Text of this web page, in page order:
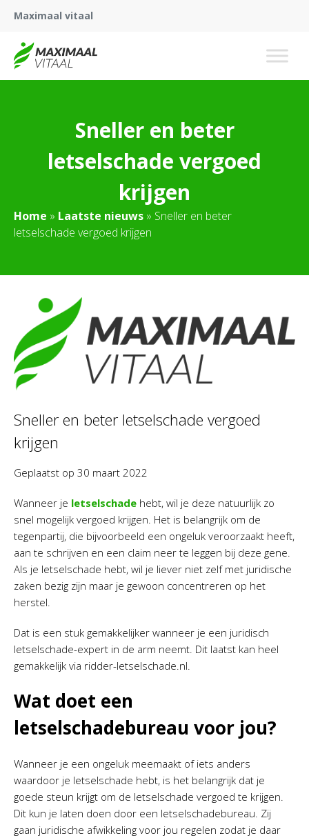
Maximaal vitaal
Sneller en beter
letselschade vergoed
krijgen
Home » Laatste nieuws » Sneller en beter
letselschade vergoed krijgen
Sneller en beter letselschade vergoed
krijgen
Geplaatst op 30 maart 2022
Wanneer je letselschade hebt, wil je deze natuurlijk zo
snel mogelijk vergoed krijgen. Het is belangrijk om de
tegenpartij, die bijvoorbeeld een ongeluk veroorzaakt heeft,
aan te schrijven en een claim neer te leggen bij deze gene.
Als je letselschade hebt, wil je liever niet zelf met juridische
zaken bezig zijn maar je gewoon concentreren op het
herstel.
Dat is een stuk gemakkelijker wanneer je een juridisch
letselschade-expert in de arm neemt. Dit laatst kan heel
gemakkelijk via ridder-letselschade.nl.
Wat doet een
letselschadebureau voor jou?
Wanneer je een ongeluk meemaakt of iets anders
waardoor je letselschade hebt, is het belangrijk dat je
goede steun krijgt om de letselschade vergoed te krijgen.
Dit kun je laten doen door een letselschadebureau. Zij
gaan juridische afwikkeling voor jou regelen zodat je daar